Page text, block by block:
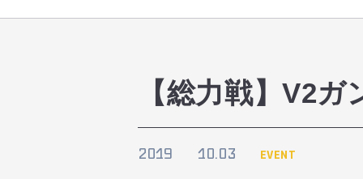
【総力戦】V2
2019 10.03 EVENT